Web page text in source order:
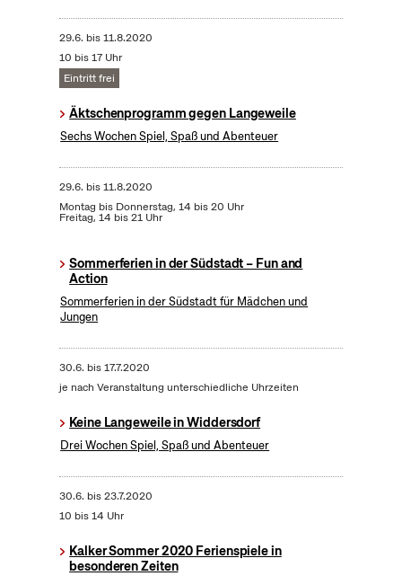
29.6. bis11.8.2020
10 bis 17 Uhr
Eintritt frei
Äktschenprogramm gegen Langeweile
Sechs Wochen Spiel, Spaß und Abenteuer
29.6. bis11.8.2020
Montag bis Donnerstag, 14 bis 20 Uhr
Freitag, 14 bis 21 Uhr
Sommerferien in der Südstadt – Fun and
Action
Sommerferien in der Südstadt für Mädchen und
Jungen
30.6. bis17.7.2020
je nach Veranstaltung unterschiedliche Uhrzeiten
Keine Langeweile in Widdersdorf
Drei Wochen Spiel, Spaß und Abenteuer
30.6. bis23.7.2020
10 bis 14 Uhr
Kalker Sommer 2020 Ferienspiele in
besonderen Zeiten